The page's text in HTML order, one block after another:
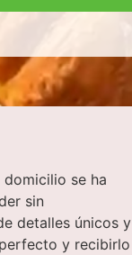
se ha
sin
detalles únicos y
y recibirlo